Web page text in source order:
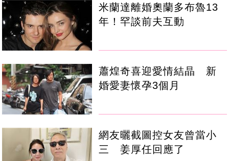
米蘭達離婚奧蘭多布魯13
年！罕談前夫互動
蕭煌奇喜迎愛情結晶 新
婚愛妻懷孕3個月
網友曬截圖控女友曾當小
三 姜厚任回應了